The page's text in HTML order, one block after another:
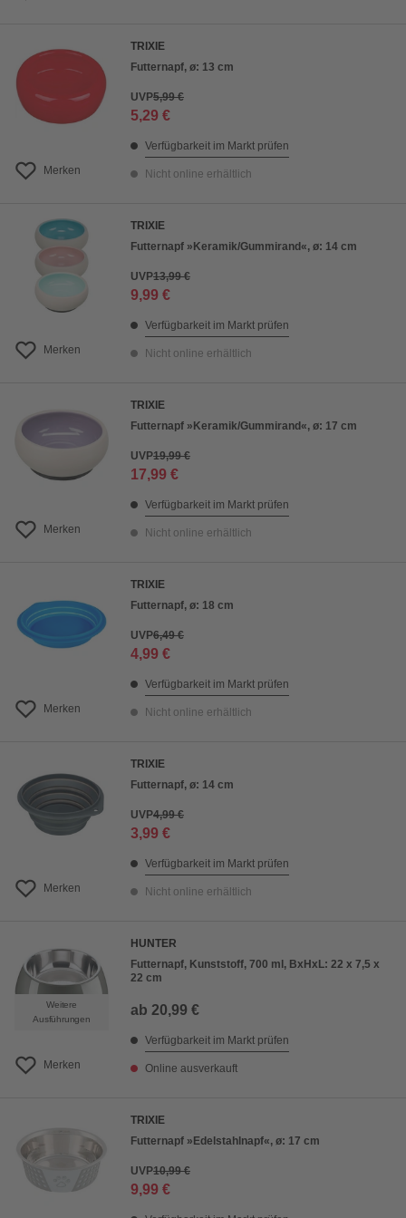
Merken
TRIXIE
Futternapf, ø: 13 cm
UVP5,99 €
5,29 €
Verfügbarkeit im Markt prüfen
Nicht online erhältlich
Merken
TRIXIE
Futternapf »Keramik/Gummirand«, ø: 14 cm
UVP13,99 €
9,99 €
Verfügbarkeit im Markt prüfen
Nicht online erhältlich
Merken
TRIXIE
Futternapf »Keramik/Gummirand«, ø: 17 cm
UVP19,99 €
17,99 €
Verfügbarkeit im Markt prüfen
Nicht online erhältlich
Merken
TRIXIE
Futternapf, ø: 18 cm
UVP6,49 €
4,99 €
Verfügbarkeit im Markt prüfen
Nicht online erhältlich
Merken
TRIXIE
Futternapf, ø: 14 cm
UVP4,99 €
3,99 €
Verfügbarkeit im Markt prüfen
Nicht online erhältlich
Weitere
Ausführungen
Merken
HUNTER
Futternapf, Kunststoff, 700 ml, BxHxL: 22 x 7,5 x
22 cm
ab 20,99 €
Verfügbarkeit im Markt prüfen
Online ausverkauft
TRIXIE
Futternapf »Edelstahlnapf«, ø: 17 cm
UVP10,99 €
9,99 €